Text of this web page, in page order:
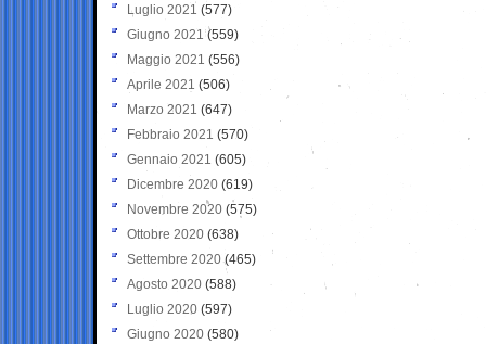
Luglio 2021 (577)
Giugno 2021(559)
Maggio 2021 (556)
Aprile 2021 (506)
Marzo 2021 (647)
Febbraio 2021 (570)
Gennaio 2021 (605)
Dicembre 2020 (619)
Novembre 2020 (575)
Ottobre 2020 (638)
Settembre 2020(465)
Agosto 2020 (588)
Luglio 2020 (597)
Giugno 2020 (580)